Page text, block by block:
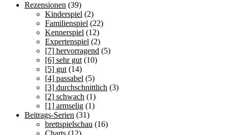
Rezensionen (39)
Kinderspiel (2)
Familienspiel (22)
Kennerspiel (12)
Expertenspiel (2)
[7] hervorragend (5)
[6] sehr gut (10)
[5] gut (14)
[4] passabel (5)
[3] durchschnittlich (3)
[2] schwach (1)
[1] armselig (1)
Beitrags-Serien (31)
brettspielschau (16)